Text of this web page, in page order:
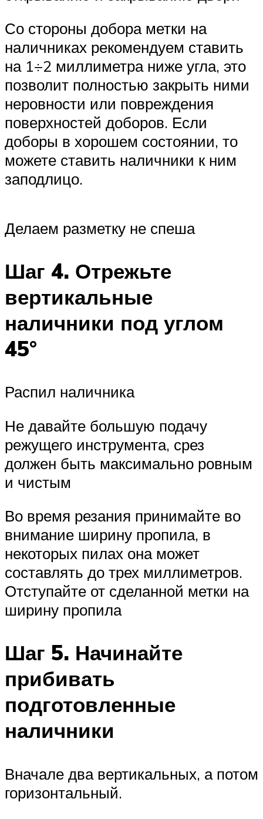
Со стороны добора метки на
наличниках рекомендуем ставить
на 1÷2 миллиметра ниже угла, это
позволит полностью закрыть ними
неровности или повреждения
поверхностей доборов. Если
доборы в хорошем состоянии, то
можете ставить наличники к ним
заподлицо.
Делаем разметку не спеша
Шаг 4. Отрежьте
вертикальные
наличники под углом
45°
Распил наличника
Не давайте большую подачу
режущего инструмента, срез
должен быть максимально ровным
и чистым
Во время резания принимайте во
внимание ширину пропила, в
некоторых пилах она может
составлять до трех миллиметров.
Отступайте от сделанной метки на
ширину пропила
Шаг 5. Начинайте
прибивать
подготовленные
наличники
Вначале два вертикальных, а потом
горизонтальный.